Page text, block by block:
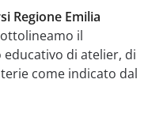
Regione Emilia
il
di atelier, di
come indicato dal